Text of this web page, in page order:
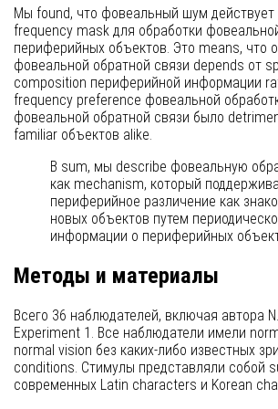
Мы found, что фовеальный шум действует
frequency mask для обработки
периферийных объектов. Это means, что
фовеальной обратной связи depends от
composition периферийной информации
frequency preference фовеальной
фовеальной обратной связи было
familiar объектов alike.
В sum, мы describe фовеальную
как mechanism, который
периферийное различение как
новых объектов путем
информации о периферийных
Методы и материалы
Всего 36 наблюдателей, включая автора
Experiment 1. Все наблюдатели имели
normal vision без каких-либо известных
conditions. Стимулы представляли собой
современных Latin characters и Korean